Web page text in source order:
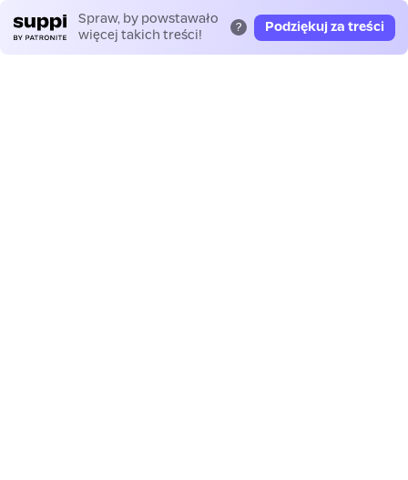
Spraw, by powstawało
więcej takich treści!
? Podziękuj za treści